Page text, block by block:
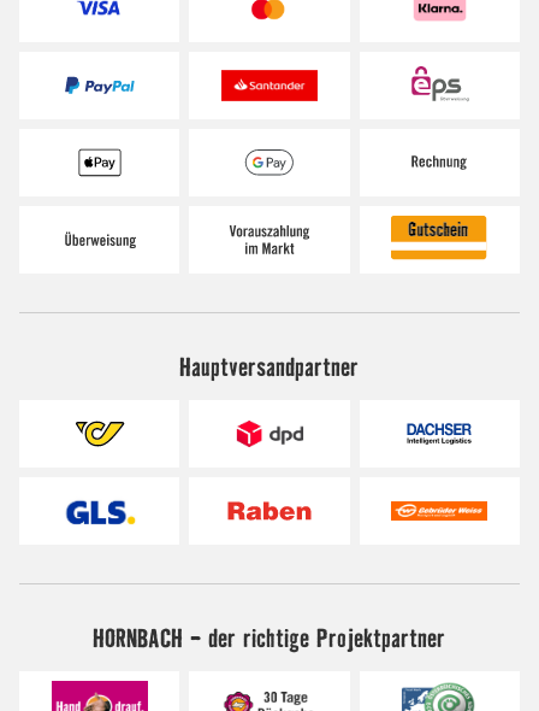
Hauptversandpartner
HORNBACH - der richtige Projektpartner